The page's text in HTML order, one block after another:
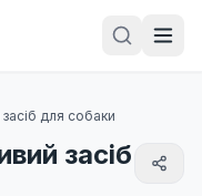
для собаки
засіб